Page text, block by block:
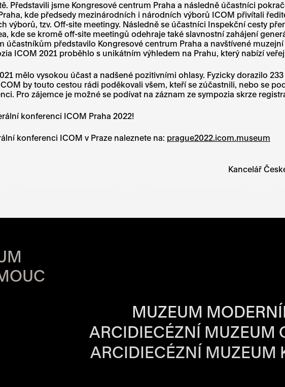
Představili jsme Kongresové centrum Praha a následně účastníci
kde předsedy mezinárodních i národních výborů ICOM přivítali
výborů, tzv. Off-site meetingy. Následně se účastníci Inspekční cesty
kde se kromě off-site meetingů odehraje také slavnostní zahájení
účastníkům představilo Kongresové centrum Praha a navštívené
ICOM 2021 proběhlo s unikátním výhledem na Prahu, který nabízí
mělo vysokou účast a nadšené pozitivními ohlasy. Fyzicky dorazilo
by touto cestou rádi poděkovali všem, kteří se zúčastnili, nebo se
Pro zájemce je možné se podívat na záznam ze sympozia skrze
konferenci ICOM Praha 2022!
konferenci ICOM v Praze naleznete na: prague2022.icom.museum
Kancelář
DOBAMUZEUM
ARCIDIECÉZNÍ MUZEUM
ARCIDIECÉZNÍ MUZEUM